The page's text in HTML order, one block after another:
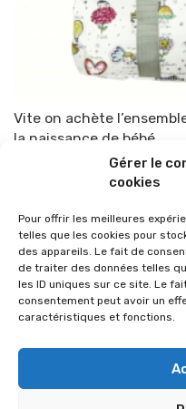
Gérer le
cookies
Pour offrir les meilleures
telles que les cookies pour
des appareils. Le fait de
de traiter des données telles
les ID uniques sur ce site. Le
consentement peut avoir un
caractéristiques et fonctions.
Vite on achète
la naissance de bébé.
TOP-PARENTS 28